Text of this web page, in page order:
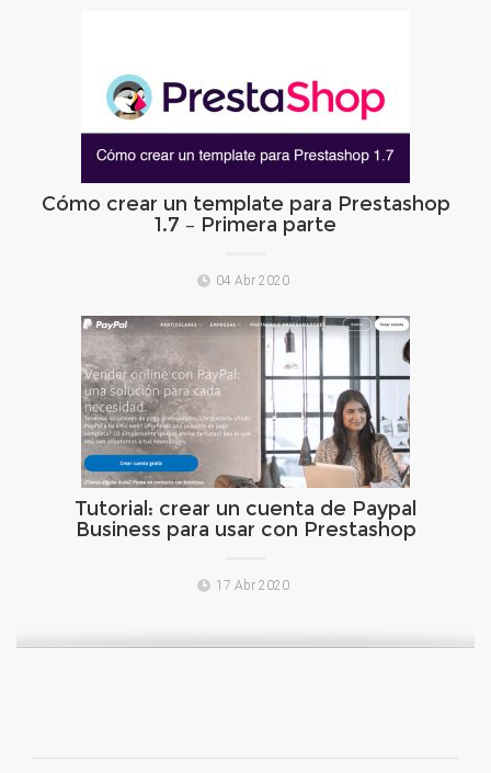
Cómo crear un template para Prestashop
1.7 – Primera parte
04 Abr 2020
Tutorial: crear un cuenta de Paypal
Business para usar con Prestashop
17 Abr 2020